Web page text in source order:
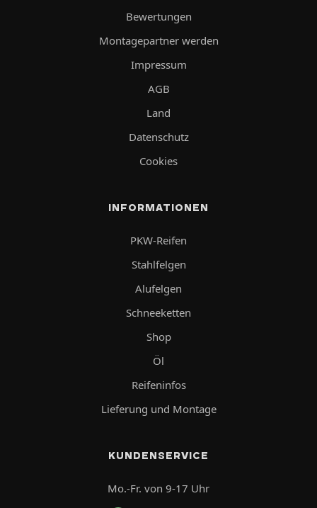
Bewertungen
Montagepartner werden
Impressum
AGB
Land
Datenschutz
Cookies
INFORMATIONEN
PKW-Reifen
Stahlfelgen
Alufelgen
Schneeketten
Shop
Öl
Reifeninfos
Lieferung und Montage
KUNDENSERVICE
Mo.-Fr. von 9-17 Uhr